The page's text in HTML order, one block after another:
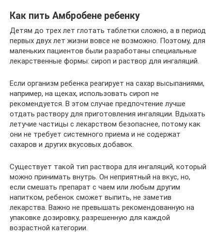
Как пить Амбробене ребенку
Детям до трех лет глотать таблетки сложно, а в период
первых двух лет жизни вовсе не возможно. Поэтому, для
маленьких пациентов были разработаны специальные
лекарственные формы: сироп и раствор для ингаляций.
Если организм ребенка реагирует на сахар высыпаниями,
например, на щеках, использовать сироп не
рекомендуется. В этом случае предпочтение лучше
отдать раствору для приготовления ингаляции. Вдыхать
летучие частицы с лекарством безопаснее, потому как
они не требует системного приема и не содержат
сахаров и других вкусовых добавок.
Существует такой тип раствора для ингаляций, который
можно принимать внутрь. Он неприятный на вкус, но,
если смешать препарат с чаем или любым другим
напитком, ребенок сможет выпить, не заметив
лекарства. Важно не превышать рекомендованную на
упаковке дозировку, разрешенную для каждой
возрастной категории.